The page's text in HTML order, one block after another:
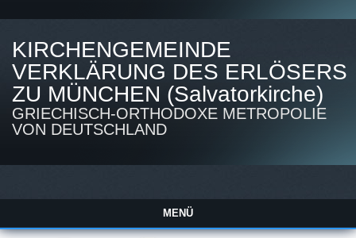
KIRCHENGEMEINDE
VERKLÄRUNG DES ERLÖSERS
ZU MÜNCHEN (Salvatorkirche)
GRIECHISCH-ORTHODOXE METROPOLIE
VON DEUTSCHLAND
MENÜ